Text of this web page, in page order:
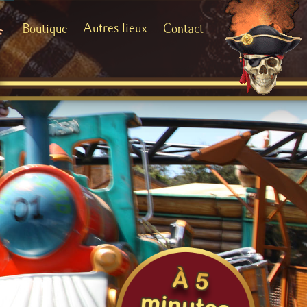
Boutique Autres lieux Contact